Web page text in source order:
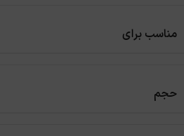
مناسب برای
حجم